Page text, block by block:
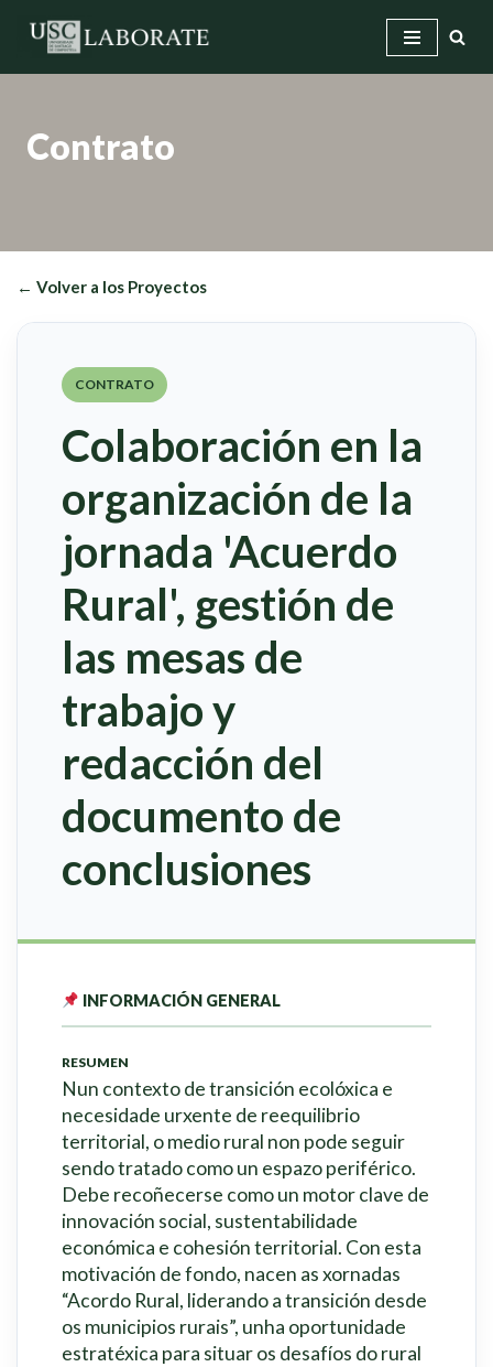
Saltar
Contrato
← Volver a los Proyectos
CONTRATO
Colaboración en la
organización de la
jornada 'Acuerdo
Rural', gestión de
las mesas de
trabajo y
redacción del
documento de
conclusiones
INFORMACIÓN GENERAL
RESUMEN
Nun contexto de transición ecolóxica e
necesidade urxente de reequilibrio
territorial, o medio rural non pode seguir
sendo tratado como un espazo periférico.
Debe recoñecerse como un motor clave de
innovación social, sustentabilidade
económica e cohesión territorial. Con esta
motivación de fondo, nacen as xornadas
“Acordo Rural, liderando a transición desde
os municipios rurais”, unha oportunidade
estratéxica para situar os desafíos do rural